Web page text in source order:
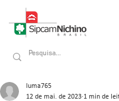
luma765
12 de mai. de 2023 1 min de